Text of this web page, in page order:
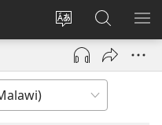
Sinthani
chineneru
Sereni
(Lajula
Linyaki)
Fufuzani
Vinthu
pa
JW.ORG